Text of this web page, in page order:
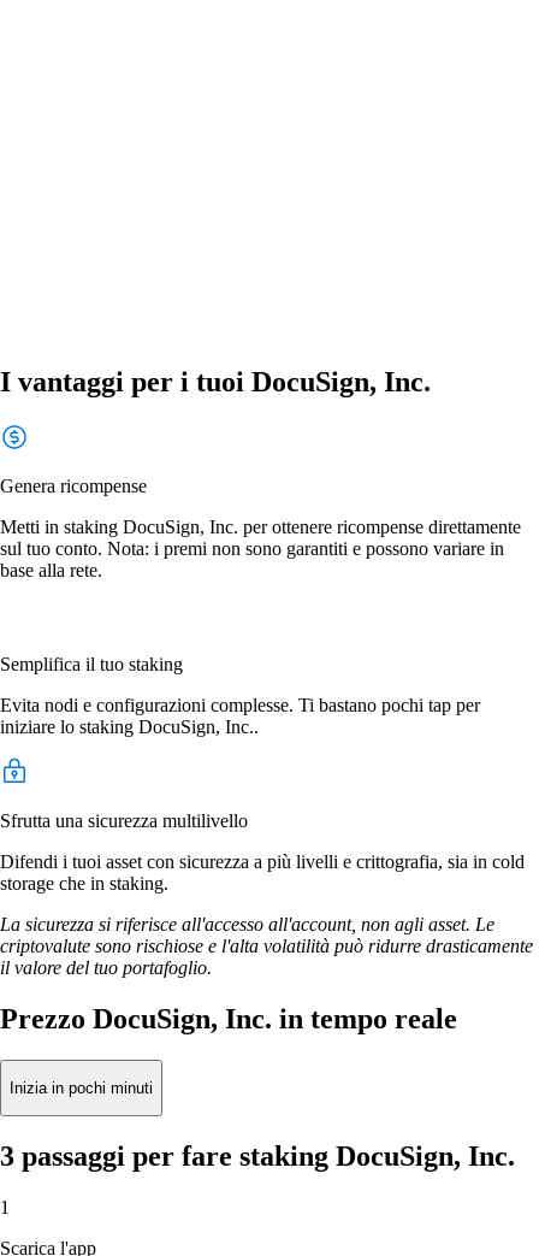
I vantaggi per i tuoi DocuSign, Inc.
Genera ricompense
Metti in staking DocuSign, Inc. per ottenere ricompense direttamente
sul tuo conto. Nota: i premi non sono garantiti e possono variare in
base alla rete.
Semplifica il tuo staking
Evita nodi e configurazioni complesse. Ti bastano pochi tap per
iniziare lo staking DocuSign, Inc..
Sfrutta una sicurezza multilivello
Difendi i tuoi asset con sicurezza a più livelli e crittografia, sia in cold
storage che in staking.
La sicurezza si riferisce all'accesso all'account, non agli asset. Le
criptovalute sono rischiose e l'alta volatilità può ridurre drasticamente
il valore del tuo portafoglio.
Prezzo DocuSign, Inc. in tempo reale
Inizia in pochi minuti
3 passaggi per fare staking DocuSign, Inc.
1
Scarica l'app